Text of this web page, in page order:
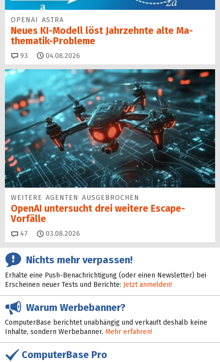
OPENAI ASTRA
Neues KI-Modell löst Jahr­zehn­te alte Ma­
thematik-Pro­ble­me
93 Kommentare
04.08.2026
WEITERE AGENTEN AUSGEBROCHEN
OpenAI untersucht drei weitere Escape-
Vorfälle
47 Kommentare
03.08.2026
Nichts mehr verpassen!
Erhalte eine Push-Benachrichtigung (oder einen Newsletter) bei
Erscheinen neuer Tests und Berichte: Jetzt anmelden!
Warum Werbebanner?
ComputerBase berichtet unabhängig und verkauft deshalb keine
Inhalte, sondern Werbebanner. Mehr erfahren!
ComputerBase Pro